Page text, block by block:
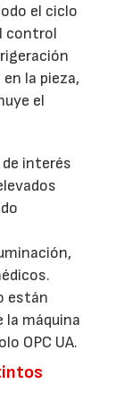
el ciclo
control
la pieza,
el
interés
están
máquina
OPC UA.